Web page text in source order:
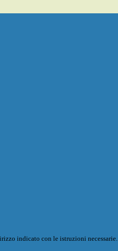
indicato con le istruzioni necessarie.